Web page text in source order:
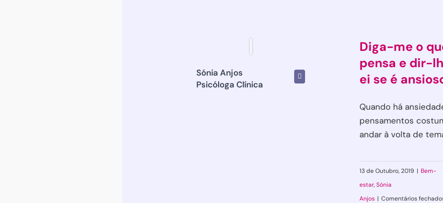
Sónia Anjos
Psicóloga Clínica
Diga-me o
pensa e dir-
ei se é
Quando há
pensamentos
andar à volta de
13 de Outubro, 2019 | Bem-
estar,Sónia
Anjos | Comentários